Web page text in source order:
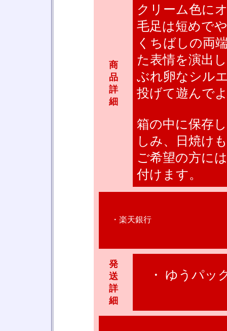
商
品
詳
細
クリーム色に
毛足は短めで
くちばしの両
た表情を演出
ぶれ卵なシル
投げて遊んで
箱の中に保存
しみ、日焼け
ご希望の方に
付けます。
・楽天銀行
発
送
詳
細
・ ゆうパッ